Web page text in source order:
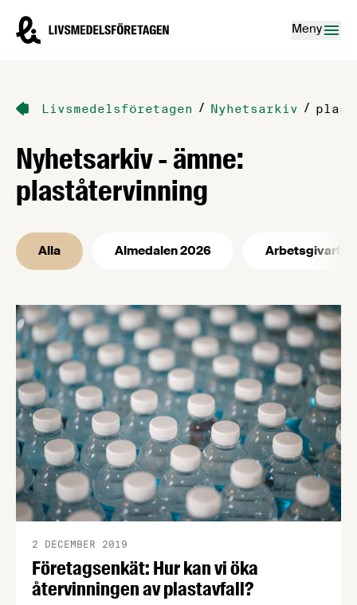
Livsmedelsföretagen – till startsidan
Meny
Livsmedelsföretagen / Nyhetsarkiv /
Nyhetsarkiv - ämne:
plaståtervinning
Alla Almedalen 2026
Företagsenkät: Hur kan vi öka
återvinningen av plastavfall?
2 DECEMBER 2019